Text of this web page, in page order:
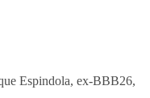
Espindola, ex-BBB26,